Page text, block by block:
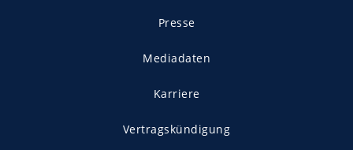
Presse
Mediadaten
Karriere
Vertragskündigung